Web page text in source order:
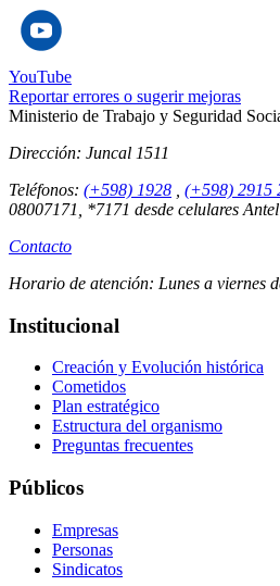
YouTube
Reportar errores o sugerir mejoras
Ministerio de Trabajo y Seguridad
Dirección: Juncal 1511
Teléfonos: (+598) 1928 (+598) 2915
08007171, *7171 desde celulares Antel
Contacto
Horario de atención: Lunes a viernes
Institucional
Creación y Evolución histórica
Cometidos
Plan estratégico
Estructura del organismo
Preguntas frecuentes
Públicos
Empresas
Personas
Sindicatos